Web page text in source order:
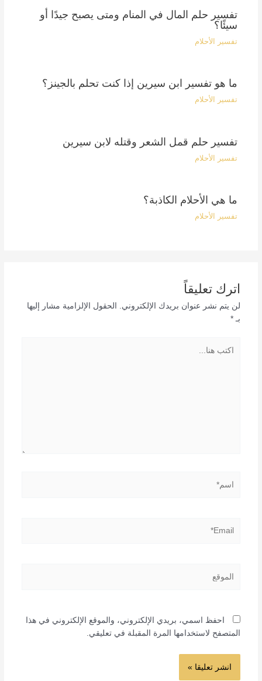
تفسير حلم المال في المنام ومتى يصبح جيدًا أو
سيئًا؟
تفسير الأحلام
ما هو تفسير ابن سيرين إذا كنت تحلم بالجينز؟
تفسير الأحلام
تفسير حلم قمل الشعر وقتله لابن سيرين
تفسير الأحلام
ما هي الأحلام الكاذبة؟
تفسير الأحلام
اترك تعليقاً
لن يتم نشر عنوان بريدك الإلكتروني.
الحقول الإلزامية مشار إليها
بـ *
هنا...
احفظ اسمي، بريدي الإلكتروني، والموقع الإلكتروني في هذا
المتصفح لاستخدامها المرة المقبلة في تعليقي.